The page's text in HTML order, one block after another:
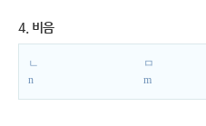
4. 비음
ㄴ
n
ㅁ
m